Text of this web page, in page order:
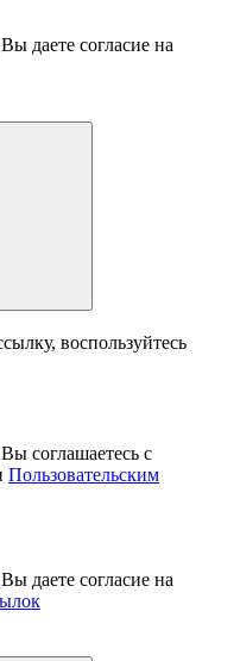
даете согласие на
воспользуйтесь
соглашаетесь с
Пользовательским
даете согласие на